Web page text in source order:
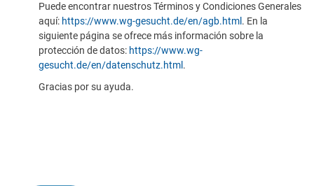
Puede encontrar nuestros Términos y Condiciones Generales
aquí: https://www.wg-gesucht.de/en/agb.html . En la
siguiente página se ofrece más información sobre la
protección de datos: https://www.wg-
gesucht.de/en/datenschutz.html .
Gracias por su ayuda.